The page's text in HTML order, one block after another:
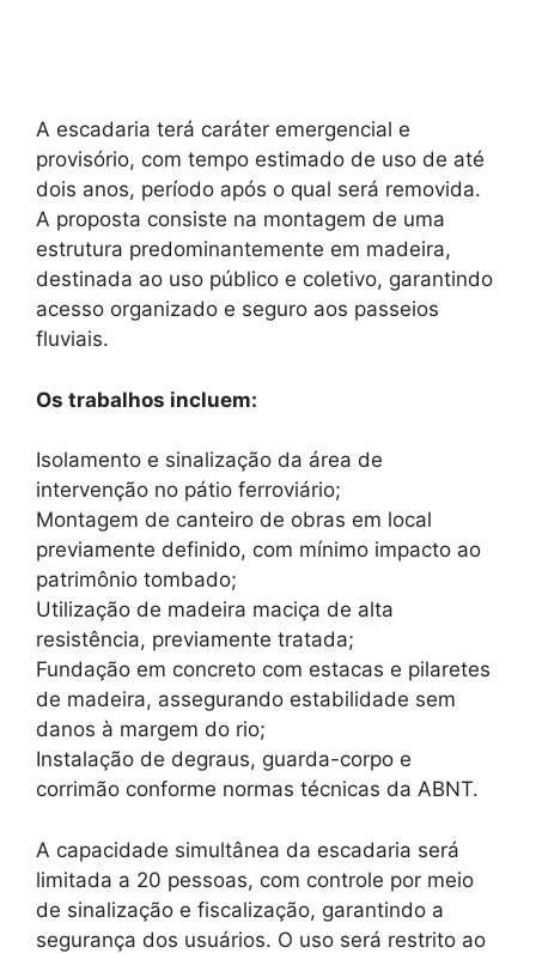
A escadaria terá caráter emergencial e
provisório, com tempo estimado de uso de até
dois anos, período após o qual será removida.
A proposta consiste na montagem de uma
estrutura predominantemente em madeira,
destinada ao uso público e coletivo, garantindo
acesso organizado e seguro aos passeios
fluviais.
Os trabalhos incluem:
Isolamento e sinalização da área de
intervenção no pátio ferroviário;
Montagem de canteiro de obras em local
previamente definido, com mínimo impacto ao
patrimônio tombado;
Utilização de madeira maciça de alta
resistência, previamente tratada;
Fundação em concreto com estacas e pilaretes
de madeira, assegurando estabilidade sem
danos à margem do rio;
Instalação de degraus, guarda-corpo e
corrimão conforme normas técnicas da ABNT.
A capacidade simultânea da escadaria será
limitada a 20 pessoas, com controle por meio
de sinalização e fiscalização, garantindo a
segurança dos usuários. O uso será restrito ao